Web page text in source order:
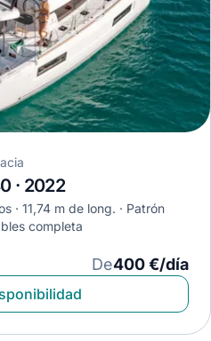
· 2022
11,74 m de long.
Patrón
completa
De400 €/día